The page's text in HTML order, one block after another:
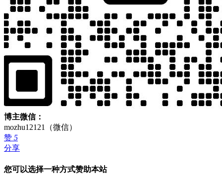
博主微信：
mozhu12121（微信）
赞 5
分享
您可以选择一种方式赞助本站